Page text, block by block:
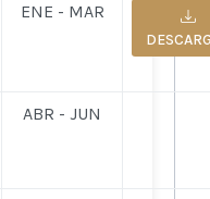
ENE - MAR
ABR - JUN